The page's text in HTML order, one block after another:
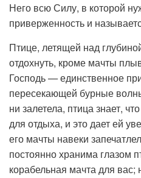
Него всю Силу, в которой
приверженность и
Птице, летящей над
отдохнуть, кроме мачты
Господь—единственное
пересекающей бурные
ни залетела, птица знает,
для отдыха, и это дает ей
его мачты навеки
постоянно хранима глазом
корабельная мачта для вас;